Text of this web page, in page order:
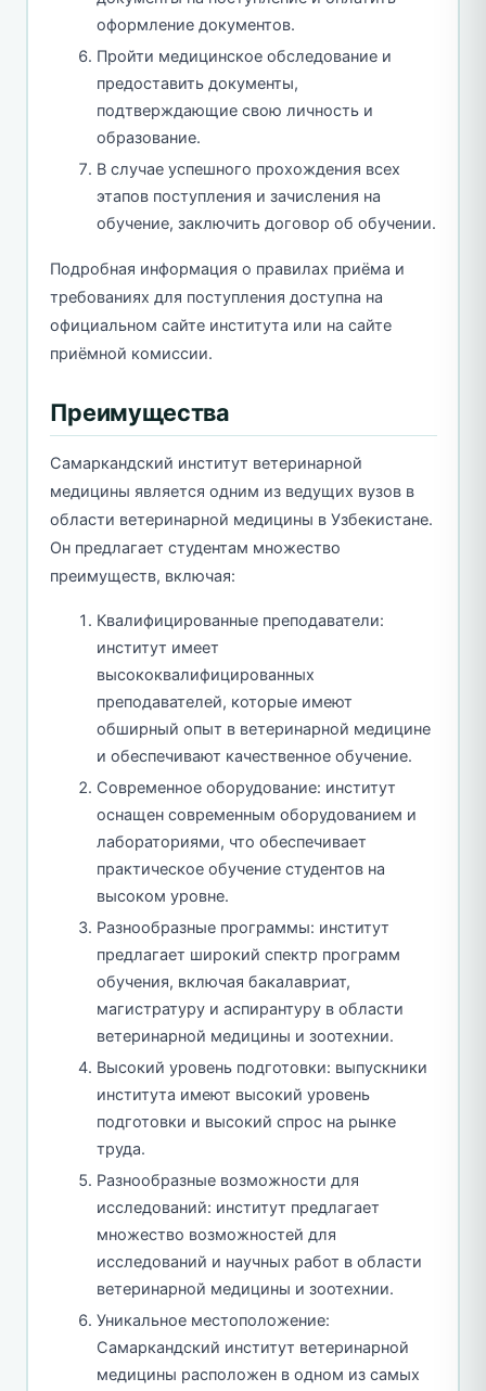
оформление документов.
Пройти медицинское обследование и
предоставить документы,
подтверждающие свою личность и
образование.
В случае успешного прохождения всех
этапов поступления и зачисления на
обучение, заключить договор об обучении.
Подробная информация о правилах приёма и
требованиях для поступления доступна на
официальном сайте института или на сайте
приёмной комиссии.
Преимущества
Самаркандский институт ветеринарной
медицины является одним из ведущих вузов в
области ветеринарной медицины в Узбекистане.
Он предлагает студентам множество
преимуществ, включая:
Квалифицированные преподаватели:
институт имеет
высококвалифицированных
преподавателей, которые имеют
обширный опыт в ветеринарной медицине
и обеспечивают качественное обучение.
Современное оборудование: институт
оснащен современным оборудованием и
лабораториями, что обеспечивает
практическое обучение студентов на
высоком уровне.
Разнообразные программы: институт
предлагает широкий спектр программ
обучения, включая бакалавриат,
магистратуру и аспирантуру в области
ветеринарной медицины и зоотехнии.
Высокий уровень подготовки: выпускники
института имеют высокий уровень
подготовки и высокий спрос на рынке
труда.
Разнообразные возможности для
исследований: институт предлагает
множество возможностей для
исследований и научных работ в области
ветеринарной медицины и зоотехнии.
Уникальное местоположение:
Самаркандский институт ветеринарной
медицины расположен в одном из самых